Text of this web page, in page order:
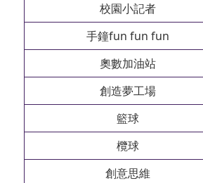
校園小記者
手鐘fun fun fun
奧數加油站
創造夢工場
籃球
欖球
創意思維